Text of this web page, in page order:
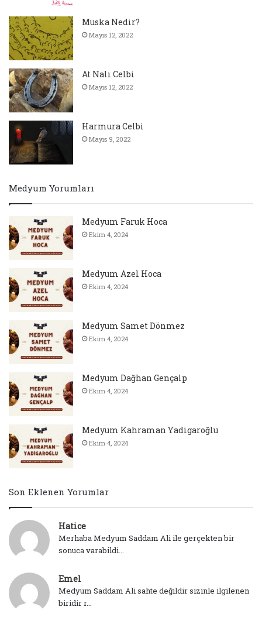
Muska Nedir?
Mayıs 12, 2022
At Nalı Celbi
Mayıs 12, 2022
Harmura Celbi
Mayıs 9, 2022
Medyum Yorumları
Medyum Faruk Hoca
Ekim 4, 2024
Medyum Azel Hoca
Ekim 4, 2024
Medyum Samet Dönmez
Ekim 4, 2024
Medyum Dağhan Gençalp
Ekim 4, 2024
Medyum Kahraman Yadigaroğlu
Ekim 4, 2024
Son Eklenen Yorumlar
Hatice
Merhaba Medyum Saddam Ali ile gerçekten bir
sonuca varabildi...
Emel
Medyum Saddam Ali sahte değildir sizinle ilgilenen
biridir r...